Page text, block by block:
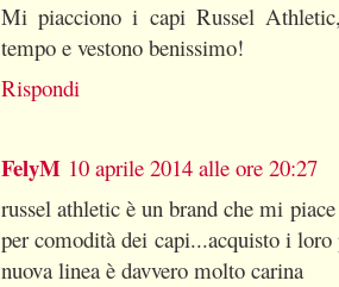
Mi piacciono i capi Russel
tempo e vestono benissimo!
Rispondi
FelyM 10 aprile 2014 alle ore 20:27
russel athletic è un brand che mi
per comodità dei capi...acquisto i
nuova linea è davvero molto carina